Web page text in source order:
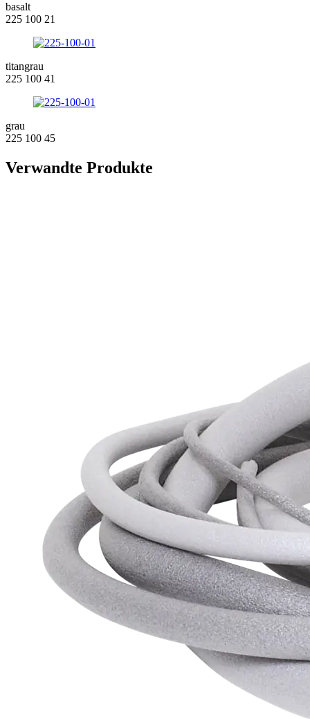
basalt
225 100 21
titangrau
225 100 41
grau
225 100 45
Verwandte Produkte